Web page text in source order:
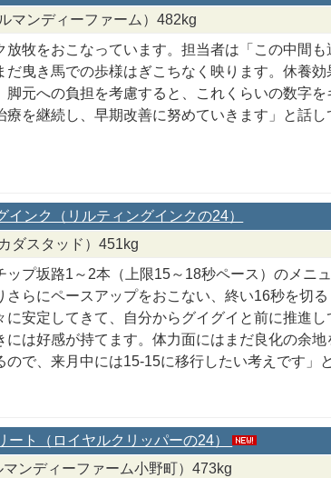
マンディーファーム）482kg
放牧をおこなっています。担当者は「この中間
だ曳き馬での歩様はぎこちなく映ります。休養
脚元への負担を考慮すると、これくらいの数字
療を継続し、早期改善に努めていきます」と話し
インク（リルティングインクの24）
ダスタッド）451kg
ップ坂路1～2本（上限15～18秒ペース）のメニ
さらにペースアップをおこない、終い16秒を切
に安定してきて、自分からグイグイと前に推進
には好感が持てます。体力面にはまだ良化の余
ので、来月中には15-15に移行したい考えです」
ート（ロイヤルクリッパーの24）
ンディーファーム小野町）473kg